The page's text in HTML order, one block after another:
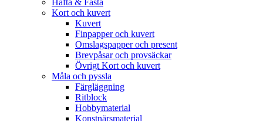
Häfta & Fästa
Kort och kuvert
Kuvert
Finpapper och kuvert
Omslagspapper och present
Brevpåsar och provsäckar
Övrigt Kort och kuvert
Måla och pyssla
Färgläggning
Ritblock
Hobbymaterial
Konstnärsmaterial